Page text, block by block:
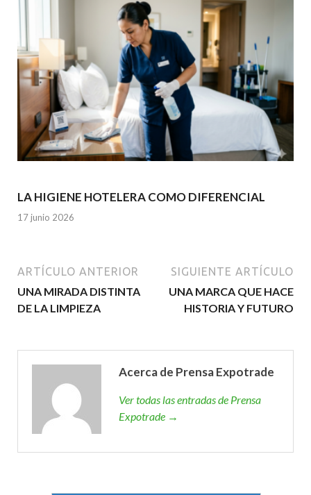
LA HIGIENE HOTELERA COMO DIFERENCIAL
17 junio 2026
ARTÍCULO ANTERIOR
UNA MIRADA DISTINTA
DE LA LIMPIEZA
SIGUIENTE ARTÍCULO
UNA MARCA QUE HACE
HISTORIA Y FUTURO
Acerca de Prensa Expotrade
Ver todas las entradas de Prensa
Expotrade →